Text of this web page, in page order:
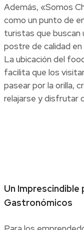
Además, «Somos
como un punto de
turistas que buscan
postre de calidad
La ubicación del
facilita que los
pasear por la orilla,
relajarse y disfrutar
Un Imprescindible
Gastronómicos